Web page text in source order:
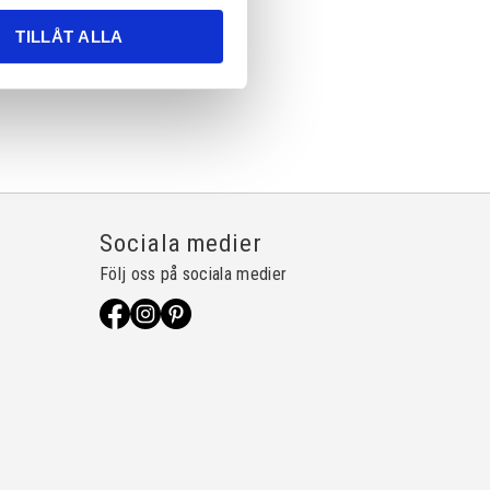
TILLÅT ALLA
Sociala medier
Följ oss på sociala medier